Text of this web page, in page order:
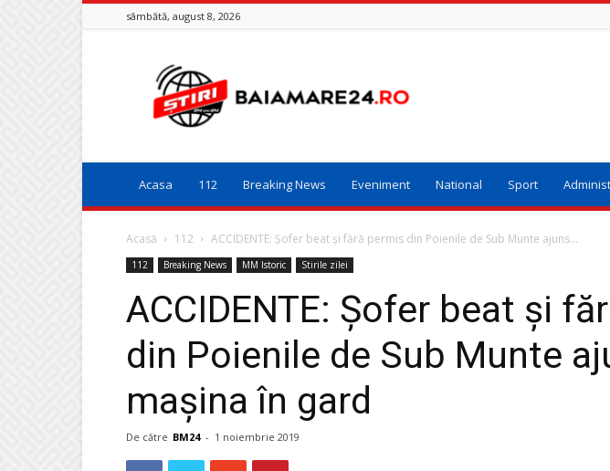
sâmbătă, august 8, 2026
Baia
Mare
24
Acasa 112 Breaking News Eveniment National Sport
Acasă 112 ACCIDENTE: Șofer beat și fără permis din Poienile de Sub Munte ajuns...
112 Breaking News MM Istoric Stirile zilei
ACCIDENTE: Șofer beat și
din Poienile de Sub Munte
mașina în gard
De către BM24 - 1 noiembrie 2019